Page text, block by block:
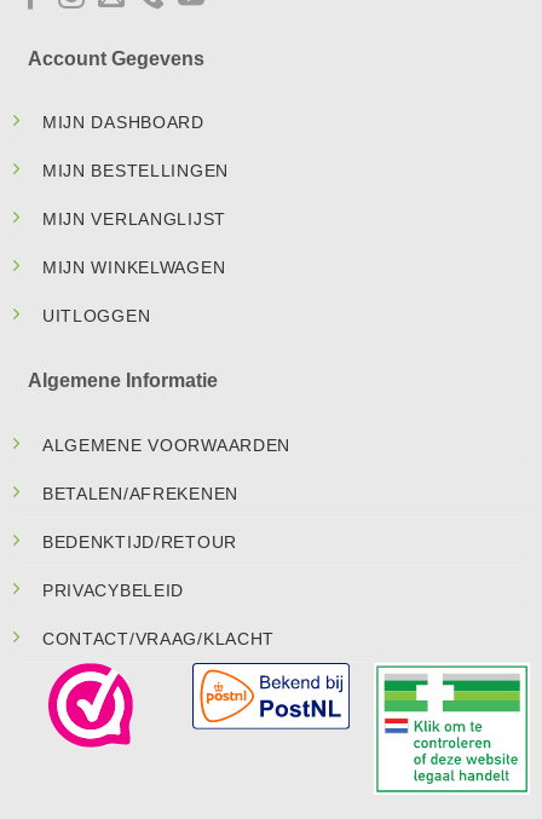
Account Gegevens
MIJN DASHBOARD
MIJN BESTELLINGEN
MIJN VERLANGLIJST
MIJN WINKELWAGEN
UITLOGGEN
Algemene Informatie
ALGEMENE VOORWAARDEN
BETALEN/AFREKENEN
BEDENKTIJD/RETOUR
PRIVACYBELEID
CONTACT/VRAAG/KLACHT